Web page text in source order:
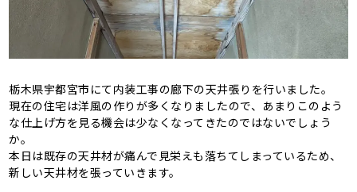
栃木県宇都宮市にて内装工事の廊下の天井張りを行いました。
現在の住宅は洋風の作りが多くなりましたので、あまりこのよう
な仕上げ方を見る機会は少なくなってきたのではないでしょう
か。
本日は既存の天井材が痛んで見栄えも落ちてしまっているため、
新しい天井材を張っていきます。